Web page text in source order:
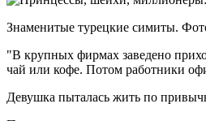
Знаменитые турецкие симиты.
"В крупных фирмах заведено
чай или кофе. Потом работники
Девушка пыталась жить по